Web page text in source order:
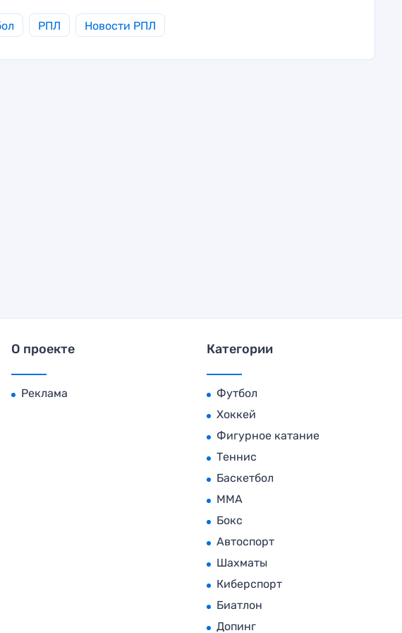
РПЛ Новости РПЛ
О проекте
Реклама
Категории
Футбол
Хоккей
Фигурное катание
Теннис
Баскетбол
MMA
Бокс
Автоспорт
Шахматы
Киберспорт
Биатлон
Допинг